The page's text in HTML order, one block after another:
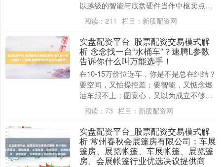
以越级的智能与底盘硬件当作中枢卖点，
后者则可能更侧重于能源性能与野心说话
的抒发。 ....
阅读： 211 栏目： 新股配资网
实盘配资平台_股票配资交易模式解
析 念念找一台“水桶车”？速腾L参数
告诉你什么叫万能选手！
在10-15万价位选车，你是不是总在纠结？
要空间，又怕操控差；要智能，又惦念燃
油车跟不上；图宽心，又以为成立不够
看。别急，今天我们就扒一扒速腾L参数，
望望这台A....
阅读： 73 栏目： 新股配资网
实盘配资平台_股票配资交易模式解
析 常州春秋会展篷房有限公司：车展
篷房、展览帐篷、车展帐篷、展览篷
房、会展帐篷行业优选决议提供商